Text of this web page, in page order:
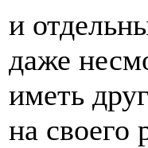
и
даже
иметь
на своего